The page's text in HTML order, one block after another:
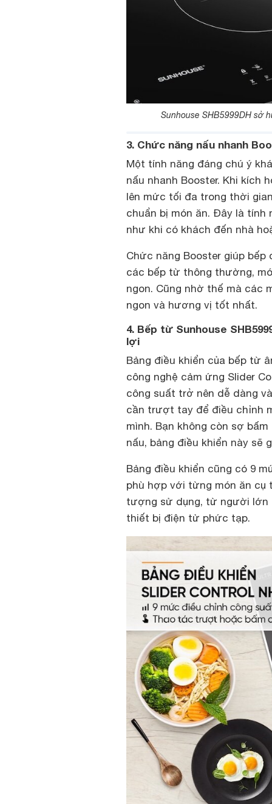
Sunhouse SHB5999DH sở
3. Chức năng nấu nhanh
Một tính năng đáng chú ý
nấu nhanh Booster. Khi kích
lên mức tối đa trong thời
chuẩn bị món ăn. Đây là tính
như khi có khách đến nhà
Chức năng Booster giúp
các bếp từ thông thường,
ngon. Cũng nhờ thế mà các
ngon và hương vị tốt nhất.
4. Bếp từ Sunhouse
lợi
Bảng điều khiển của bếp từ
công nghệ cảm ứng Slider
công suất trở nên dễ dàng
cần trượt tay để điều chỉnh
mình. Bạn không còn sợ
nấu, bảng điều khiển này sẽ
Bảng điều khiển cũng có 9
phù hợp với từng món ăn cụ
tượng sử dụng, từ người lớn
thiết bị điện tử phức tạp.